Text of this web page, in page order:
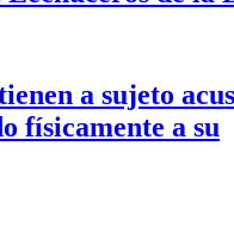
a sujeto
físicamente a su